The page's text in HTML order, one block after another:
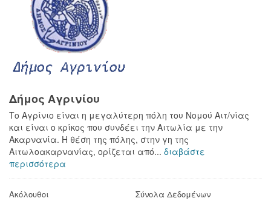
Δήμος Αγρινίου
Το Αγρίνιο είναι η μεγαλύτερη πόλη του Νομού Αιτ/νίας
και είναι ο κρίκος που συνδέει την Αιτωλία με την
Ακαρνανία. Η θέση της πόλης, στην γη της
Αιτωλοακαρνανίας, ορίζεται από... διαβάστε
περισσότερα
Ακόλουθοι Σύνολα Δεδομένων